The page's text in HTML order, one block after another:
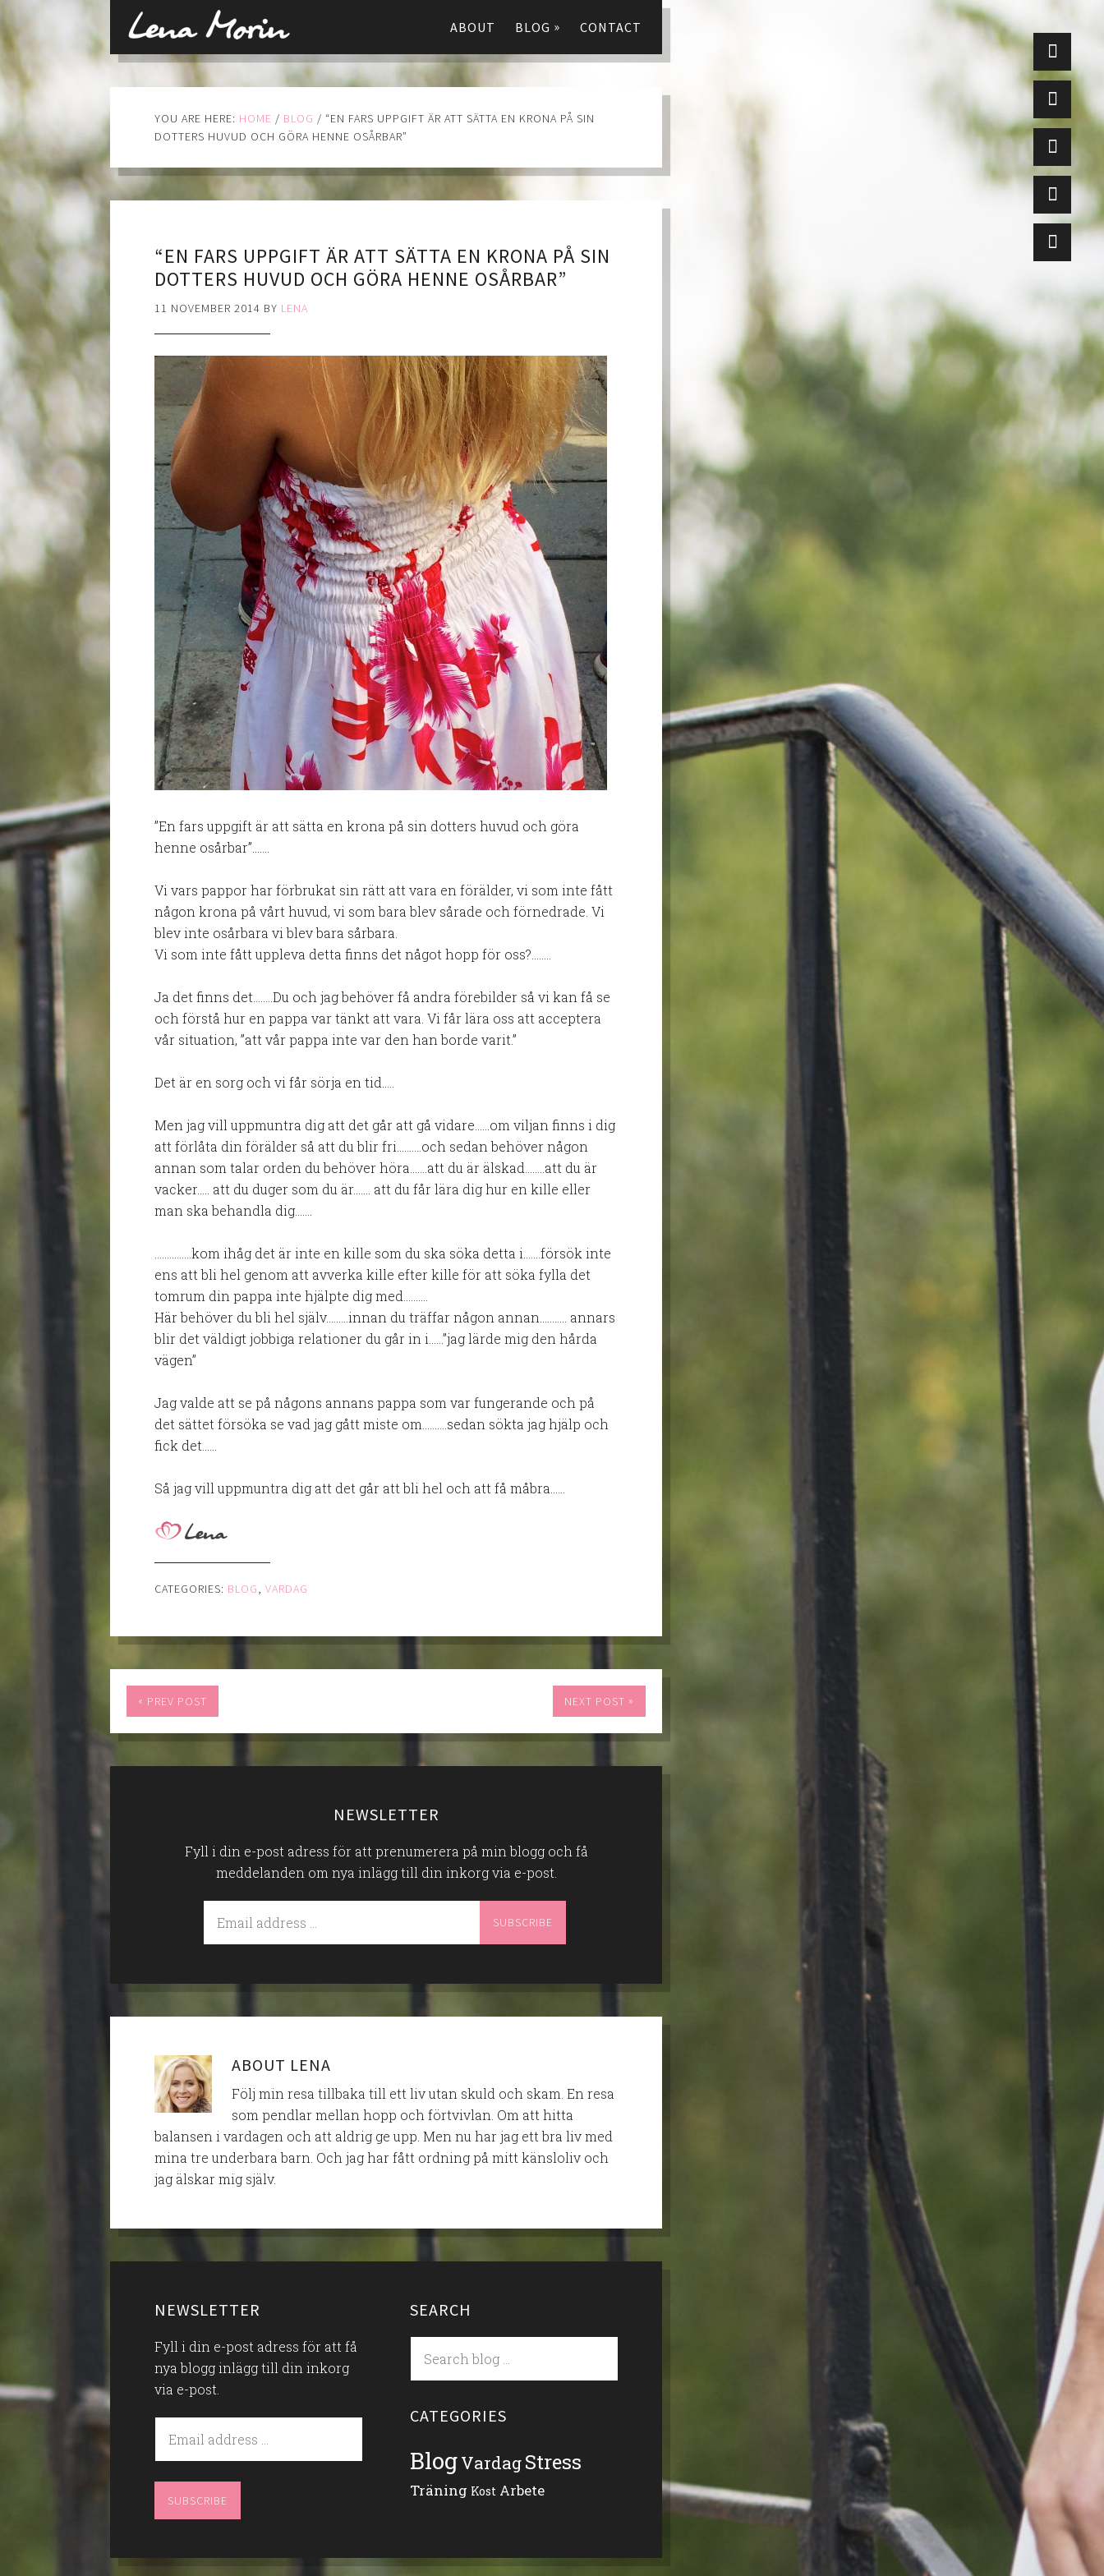
ABOUT BLOG » CONTACT
YOU ARE HERE: HOME / BLOG / “EN FARS UPPGIFT ÄR ATT SÄTTA EN KRONA PÅ SIN
DOTTERS HUVUD OCH GÖRA HENNE OSÅRBAR”
“EN FARS UPPGIFT ÄR ATT SÄTTA EN KRONA PÅ SIN
DOTTERS HUVUD OCH GÖRA HENNE OSÅRBAR”
11 NOVEMBER 2014 BY LENA
”En fars uppgift är att sätta en krona på sin dotters huvud och göra
henne osårbar”…….
Vi vars pappor har förbrukat sin rätt att vara en förälder, vi som inte fått
någon krona på vårt huvud, vi som bara blev sårade och förnedrade. Vi
blev inte osårbara vi blev bara sårbara.
Vi som inte fått uppleva detta finns det något hopp för oss?……..
Ja det finns det……..Du och jag behöver få andra förebilder så vi kan få se
och förstå hur en pappa var tänkt att vara. Vi får lära oss att acceptera
vår situation, ”att vår pappa inte var den han borde varit.”
Det är en sorg och vi får sörja en tid…..
Men jag vill uppmuntra dig att det går att gå vidare……om viljan finns i dig
att förlåta din förälder så att du blir fri……….och sedan behöver någon
annan som talar orden du behöver höra…….att du är älskad……..att du är
vacker….. att du duger som du är……. att du får lära dig hur en kille eller
man ska behandla dig…….
……………kom ihåg det är inte en kille som du ska söka detta i…….försök inte
ens att bli hel genom att avverka kille efter kille för att söka fylla det
tomrum din pappa inte hjälpte dig med……….
Här behöver du bli hel själv………innan du träffar någon annan……….. annars
blir det väldigt jobbiga relationer du går in i……”jag lärde mig den hårda
vägen”
Jag valde att se på någons annans pappa som var fungerande och på
det sättet försöka se vad jag gått miste om……….sedan sökta jag hjälp och
fick det……
Så jag vill uppmuntra dig att det går att bli hel och att få måbra……
CATEGORIES: BLOG,VARDAG
« PREV POST NEXT POST »
NEWSLETTER
Fyll i din e-post adress för att prenumerera på min blogg och få
meddelanden om nya inlägg till din inkorg via e-post.
ABOUT LENA
Följ min resa tillbaka till ett liv utan skuld och skam. En resa
som pendlar mellan hopp och förtvivlan. Om att hitta
balansen i vardagen och att aldrig ge upp. Men nu har jag ett bra liv med
mina tre underbara barn. Och jag har fått ordning på mitt känsloliv och
jag älskar mig själv.
NEWSLETTER
Fyll i din e-post adress för att få
nya blogg inlägg till din inkorg
via e-post.
SEARCH
CATEGORIES
BlogVardagStress
Träning Kost Arbete